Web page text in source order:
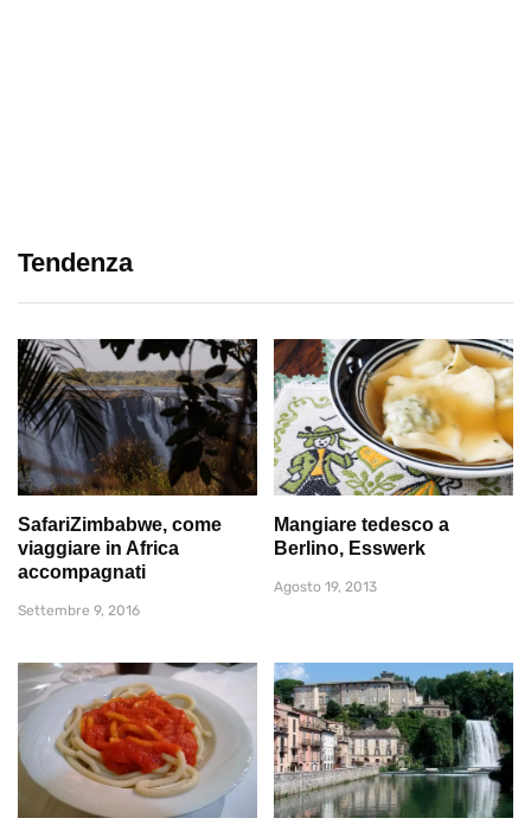
Tendenza
SafariZimbabwe, come
viaggiare in Africa
accompagnati
Settembre 9, 2016
Mangiare tedesco a
Berlino, Esswerk
Agosto 19, 2013